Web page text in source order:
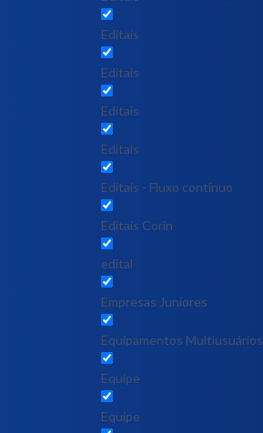
Editais
Editais
Editais
Editais
Editais - Fluxo contínuo
Editais Corin
edital
Empresas Juniores
Equipamentos Multiusuários
Equipe
Equipe